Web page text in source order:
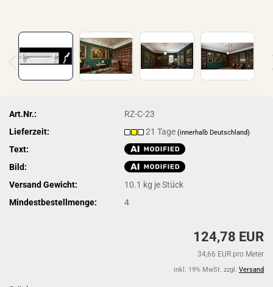
Art.Nr.:
RZ-C-23
Lieferzeit:
21 Tage(innerhalb Deutschland)
Text:
Bild:
Versand Gewicht:
10.1 kg je Stück
Mindestbestellmenge:
4
124,78 EUR
34,66 EUR pro Meter
inkl. 19% MwSt. zzgl. Versand